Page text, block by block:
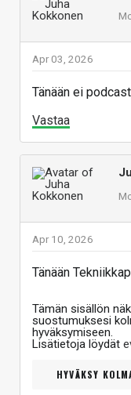
Apr 03, 2026
Tänään ei
Vastaa
Apr 10, 2026
Tänään
Tämän sisällön
suostumuksesi
hyväksymiseen.
Lisätietoja löydät
HYVÄKSY